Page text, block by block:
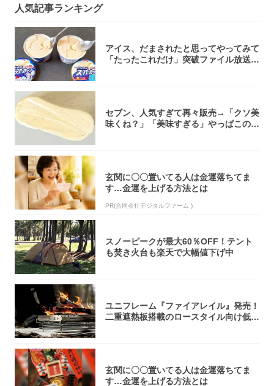
人気記事ランキング
アイス、だまされたと思ってやってみて
「たったこれだけ」突破ファイル放送で
セブン、人気すぎて再々販売→「クソ美
味くね？」「美味すぎる」やっぱこのク
玄関に〇〇置いてる人は金運落ちてま
す…金運を上げる方法とは
PR(合同会社デジタルファーム )
スノーピークが最大60％OFF！テント
も焚き火台も楽天で大幅値下げ中
ユニフレーム『ファイアレイル』発売！
二重遮熱板搭載のロースタイル向け低型
玄関に〇〇置いてる人は金運落ちてま
す…金運を上げる方法とは